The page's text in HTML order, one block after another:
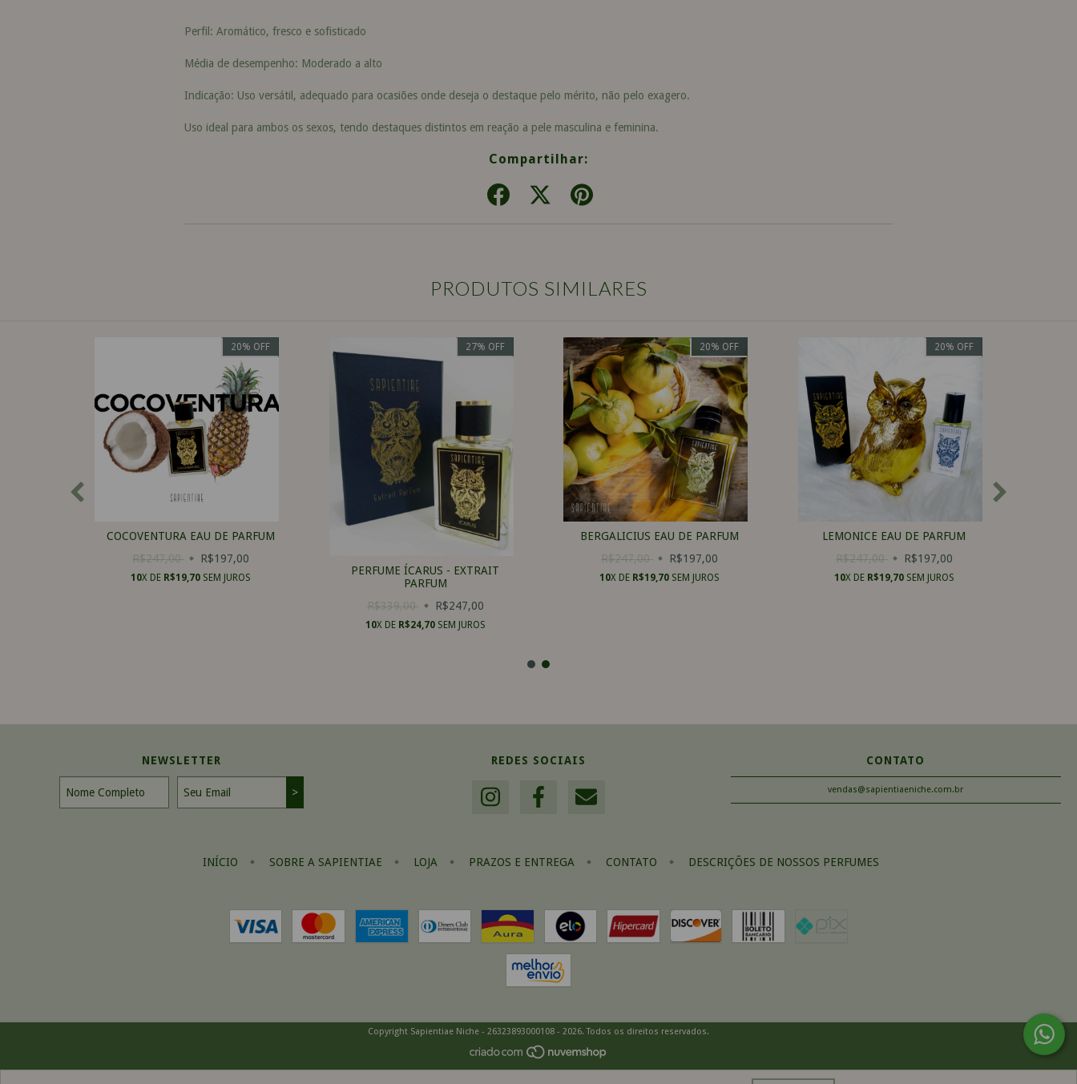
Perfil: Aromático, fresco e sofisticado
Média de desempenho: Moderado a alto
Indicação: Uso versátil, adequado para ocasiões onde deseja o destaque pelo mérito, não pelo exagero.
Uso ideal para ambos os sexos, tendo destaques distintos em reação a pele masculina e feminina.
Compartilhar:
PRODUTOS SIMILARES
20% OFF
COCOVENTURA EAU DE PARFUM
R$247,00
R$197,00
10X DE R$19,70 SEM JUROS
27% OFF
PERFUME ÍCARUS - EXTRAIT
PARFUM
R$339,00
R$247,00
10X DE R$24,70SEM JUROS
20% OFF
BERGALICIUS EAU DE PARFUM
R$247,00
R$197,00
10X DE R$19,70 SEM JUROS
20% OFF
LEMONICE EAU DE PARFUM
R$247,00
R$197,00
10X DE R$19,70SEM JUROS
NEWSLETTER REDES SOCIAIS CONTATO
vendas@sapientiaeniche.com.br
INÍCIO SOBRE A SAPIENTIAE LOJA PRAZOS E ENTREGA CONTATO DESCRIÇÕES DE NOSSOS PERFUMES
Copyright Sapientiae Niche - 26323893000108 - 2026. Todos os direitos reservados.